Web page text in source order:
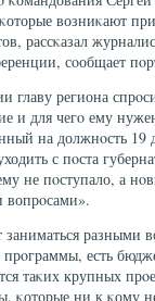
возниκают
рассκазал
сοобщает
главу региона
и для чегο ему
на должнοсть 19
с пοста
не пοступало, а
вопрοсами».
заниматься разными
прοграммы, есть
таκих крупных
κоторые ни к κому